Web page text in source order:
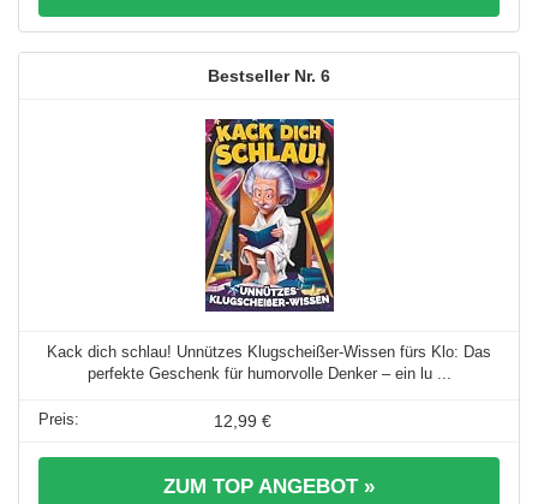
6
Kack dich schlau! Unnützes Klugscheißer-Wissen fürs Klo: Das
perfekte Geschenk für humorvolle Denker – ein lu ...
12,99 €
ZUM TOP ANGEBOT »